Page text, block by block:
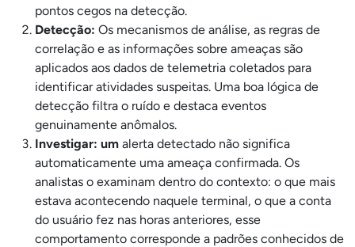
pontos cegos na detecção.
Detecção: Os mecanismos de análise, as regras de
correlação e as informações sobre ameaças são
aplicados aos dados de telemetria coletados para
identificar atividades suspeitas. Uma boa lógica de
detecção filtra o ruído e destaca eventos
genuinamente anômalos.
Investigar: um alerta detectado não significa
automaticamente uma ameaça confirmada. Os
analistas o examinam dentro do contexto: o que mais
estava acontecendo naquele terminal, o que a conta
do usuário fez nas horas anteriores, esse
comportamento corresponde a padrões conhecidos de